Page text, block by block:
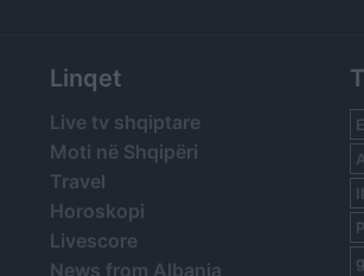
Linqet
Live tv shqiptare
Moti në Shqipëri
Travel
Horoskopi
Livescore
News from Albania